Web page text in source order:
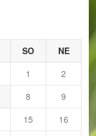
SO
NE
1
2
8
9
15
16